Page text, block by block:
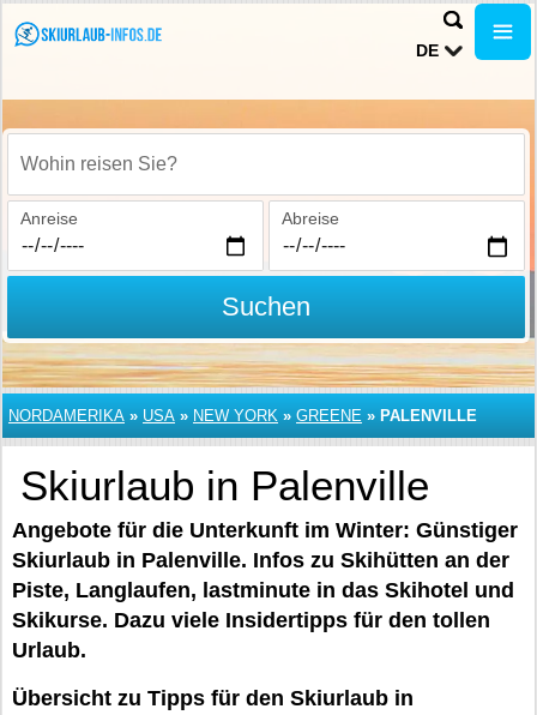
DE
Wohin reisen Sie?
Anreise Abreise
Suchen
NORDAMERIKA » USA » NEW YORK » GREENE » PALENVILLE
Skiurlaub in Palenville
Angebote für die Unterkunft im Winter: Günstiger
Skiurlaub in Palenville. Infos zu Skihütten an der
Piste, Langlaufen, lastminute in das Skihotel und
Skikurse. Dazu viele Insidertipps für den tollen
Urlaub.
Übersicht zu Tipps für den Skiurlaub in